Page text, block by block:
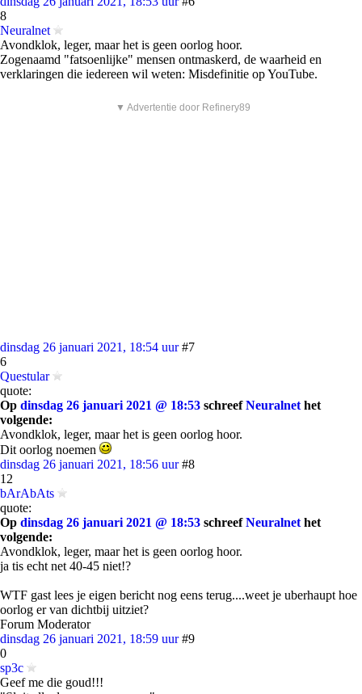
8
Neuralnet
Avondklok, leger, maar het is geen oorlog hoor.
Zogenaamd "fatsoenlijke" mensen ontmaskerd, de waarheid en
verklaringen die iedereen wil weten: Misdefinitie op YouTube.
▼ Advertentie door Refinery89
dinsdag 26 januari 2021, 18:54 uur #7
6
Questular
quote:
Op dinsdag 26 januari 2021 @ 18:53 schreefNeuralnet het
volgende:
Avondklok, leger, maar het is geen oorlog hoor.
Dit oorlog noemen
dinsdag 26 januari 2021, 18:56 uur #8
12
bArAbAts
quote:
Op dinsdag 26 januari 2021 @ 18:53 schreefNeuralnet het
volgende:
Avondklok, leger, maar het is geen oorlog hoor.
ja tis echt net 40-45 niet!?
WTF gast lees je eigen bericht nog eens terug....weet je uberhaupt hoe
oorlog er van dichtbij uitziet?
Forum Moderator
dinsdag 26 januari 2021, 18:59 uur #9
0
sp3c
Geef me die goud!!!